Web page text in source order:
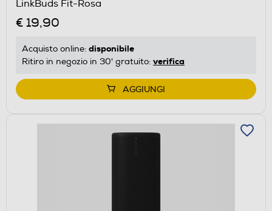
LinkBuds Fit-Rosa
€ 19,90
Acquisto online: disponibile
Ritiro in negozio in 30' gratuito: verifica
AGGIUNGI